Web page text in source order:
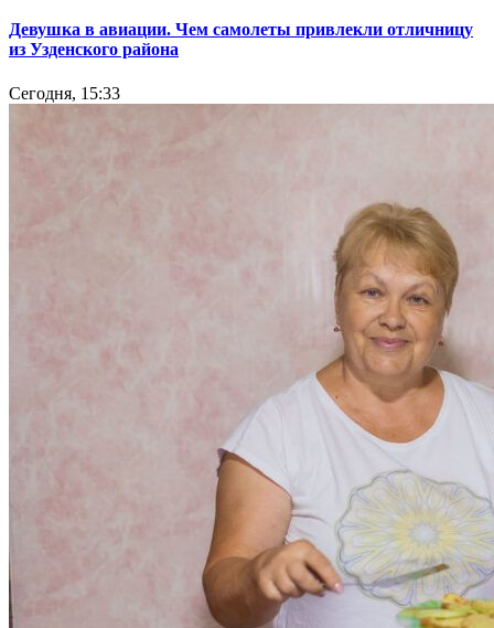
Девушка в авиации. Чем самолеты привлекли отличницу
из Узденского района
Сегодня, 15:33